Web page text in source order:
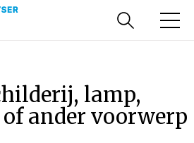
lamp,
ander voorwerp